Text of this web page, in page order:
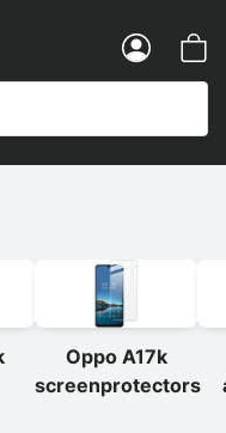
en
Oppo A17k
screenprotectors